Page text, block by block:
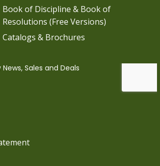
Book of Discipline & Book of
Resolutions (Free Versions)
Catalogs & Brochures